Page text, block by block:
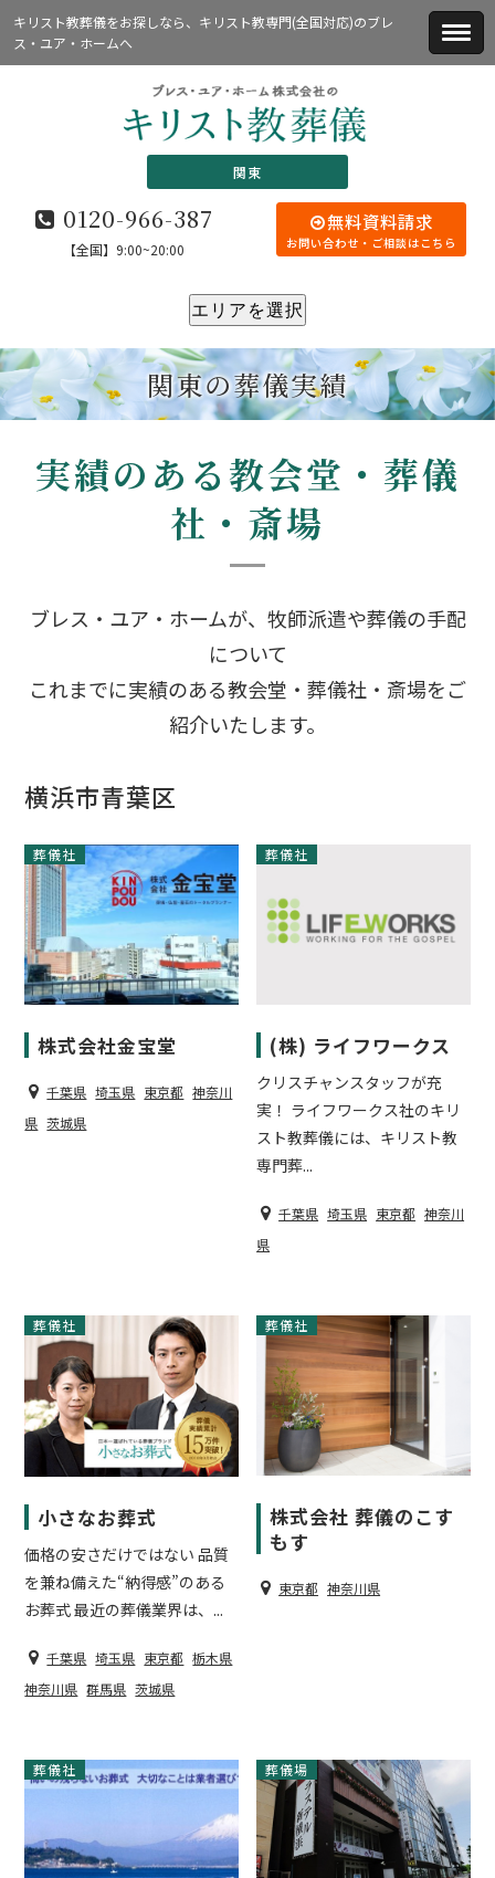
キリスト教葬儀をお探しなら、キリスト教専門(全国対応)のブレ
ス・ユア・ホームへ
関東
無料資料請求
お問い合わせ・ご相談はこちら
0120-966-387
【全国】9:00~20:00
エリアを選択
関東の葬儀実績
実績のある教会堂・葬儀
社・斎場
ブレス・ユア・ホームが、牧師派遣や葬儀の手配
について
これまでに実績のある教会堂・葬儀社・斎場をご
紹介いたします。
横浜市青葉区
葬儀社
株式会社金宝堂
千葉県 埼玉県 東京都 神奈川
県 茨城県
葬儀社
(株) ライフワークス
クリスチャンスタッフが充
実！ ライフワークス社のキリ
スト教葬儀には、キリスト教
専門葬...
千葉県 埼玉県 東京都 神奈川
県
葬儀社
小さなお葬式
価格の安さだけではない 品質
を兼ね備えた“納得感”のある
お葬式 最近の葬儀業界は、...
千葉県 埼玉県 東京都 栃木県
神奈川県 群馬県 茨城県
葬儀社
株式会社 葬儀のこす
もす
東京都 神奈川県
葬儀社 葬儀社
葬儀場